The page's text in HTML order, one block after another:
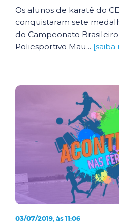
Os alunos de karatê do
conquistaram sete
do Campeonato
Poliesportivo Mau... [saiba
03/07/2019, às 11:06